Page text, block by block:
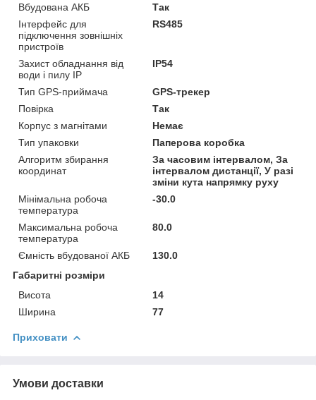
Вбудована АКБ
Так
Інтерфейс для
підключення зовнішніх
пристроїв
RS485
Захист обладнання від
води і пилу IP
IP54
Тип GPS-приймача
GPS-трекер
Повірка
Так
Корпус з магнітами
Немає
Тип упаковки
Паперова коробка
Алгоритм збирання
координат
За часовим інтервалом, За
інтервалом дистанції, У разі
зміни кута напрямку руху
Мінімальна робоча
температура
-30.0
Максимальна робоча
температура
80.0
Ємність вбудованої АКБ
130.0
Габаритні розміри
Висота
14
Ширина
77
Приховати
Умови доставки